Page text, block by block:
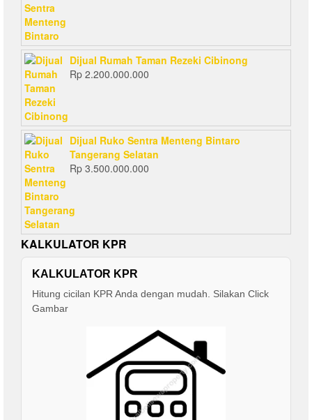
Dijual Rumah Taman Rezeki Cibinong
Rp 2.200.000.000
Dijual Ruko Sentra Menteng Bintaro
Tangerang Selatan
Rp 3.500.000.000
KALKULATOR KPR
KALKULATOR KPR
Hitung cicilan KPR Anda dengan mudah. Silakan Click
Gambar